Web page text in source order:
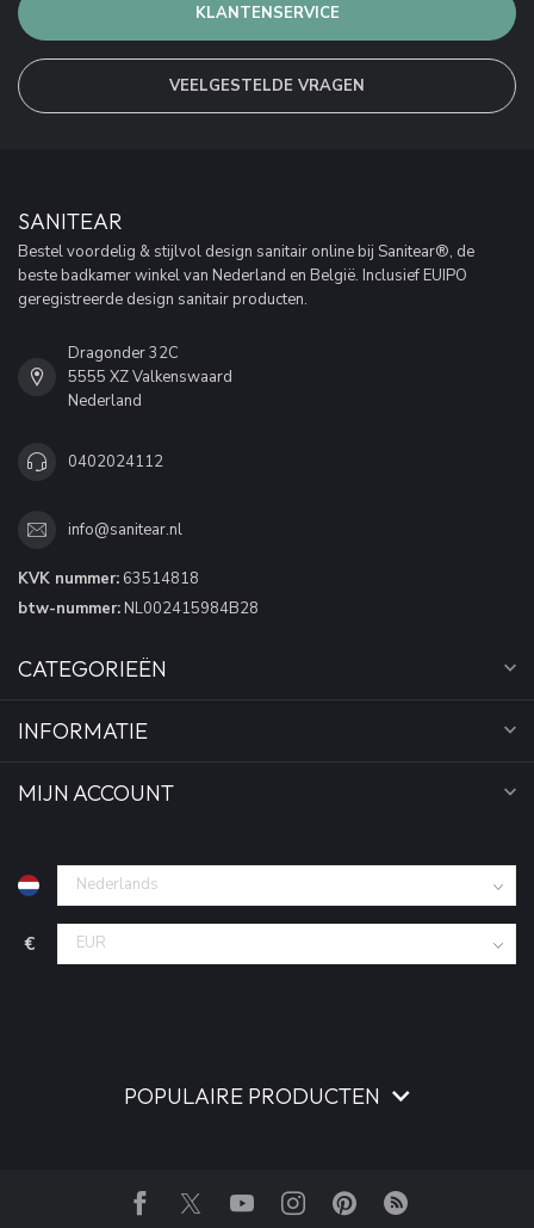
KLANTENSERVICE
VEELGESTELDE VRAGEN
SANITEAR
Bestel voordelig & stijlvol design sanitair online bij Sanitear®, de
beste badkamer winkel van Nederland en België. Inclusief EUIPO
geregistreerde design sanitair producten.
Dragonder 32C
5555 XZ Valkenswaard
Nederland
0402024112
info@sanitear.nl
KVK nummer: 63514818
btw-nummer: NL002415984B28
CATEGORIEËN
INFORMATIE
MIJN ACCOUNT
€
POPULAIRE PRODUCTEN